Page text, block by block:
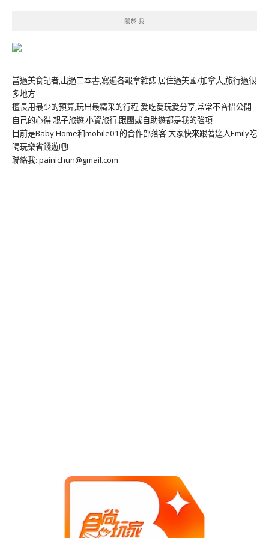
關於我
當過美食記者,出過二本書,寫遍各報章雜誌 居住過美國/加拿大,旅行過很
多地方
擅長用最少的預算,玩出最精采的行程 愛吃愛玩愛分享,常常不吝惜公開
自己的心得 親子旅遊,小資旅行,跟團或自助遊都是我的強項
目前是Baby Home和mobile01的合作部落客 大家快來跟著達人Emily吃
喝玩樂省錢遊吧!
聯絡我: painichun@gmail.com